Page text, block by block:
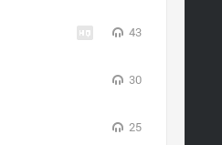
43
30
25